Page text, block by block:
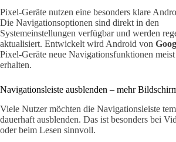
Pixel-Geräte nutzen eine besonders klare
Die Navigationsoptionen sind direkt in den
Systemeinstellungen verfügbar und werden
aktualisiert. Entwickelt wird Android von
Pixel-Geräte neue Navigationsfunktionen meist
erhalten.
Navigationsleiste ausblenden – mehr
Viele Nutzer möchten die Navigationsleiste
dauerhaft ausblenden. Das ist besonders bei
oder beim Lesen sinnvoll.